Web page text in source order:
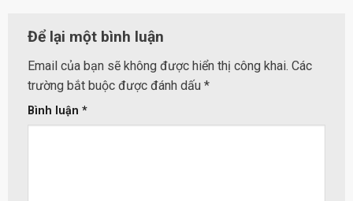
Để lại một bình luận
Email của bạn sẽ không được hiển thị công khai. Các
trường bắt buộc được đánh dấu *
Bình luận *